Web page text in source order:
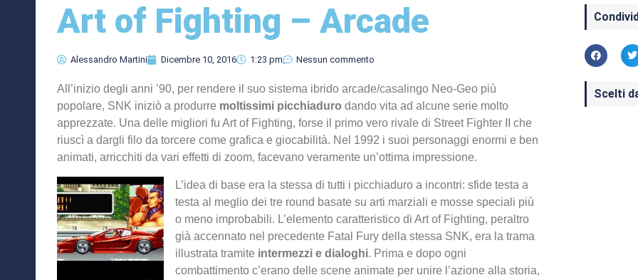
Art of Fighting – Arcade
Alessandro Martini Dicembre 10, 2016 1:23 pm Nessun commento
All’inizio degli anni ’90, per rendere il suo sistema ibrido arcade/casalingo Neo-Geo più
popolare, SNK iniziò a produrre moltissimi picchiaduro dando vita ad alcune serie molto
apprezzate. Una delle migliori fu Art of Fighting, forse il primo vero rivale di Street Fighter II che
riuscì a dargli filo da torcere come grafica e giocabilità. Nel 1992 i suoi personaggi enormi e ben
animati, arricchiti da vari effetti di zoom, facevano veramente un’ottima impressione.
L’idea di base era la stessa di tutti i picchiaduro a incontri: sfide testa a
testa al meglio dei tre round basate su arti marziali e mosse speciali più
o meno improbabili. L’elemento caratteristico di Art of Fighting, peraltro
già accennato nel precedente Fatal Fury della stessa SNK, era la trama
illustrata tramite intermezzi e dialoghi. Prima e dopo ogni
combattimento c’erano delle scene animate per unire l’azione alla storia,
Scelti